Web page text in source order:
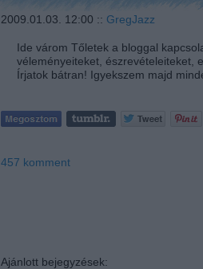
2009.01.03. 12:00 :: GregJazz
Ide várom Tőletek a bloggal
véleményeiteket, észrevételeiteket,
Írjatok bátran! Igyekszem majd
457 komment
Ajánlott bejegyzések: